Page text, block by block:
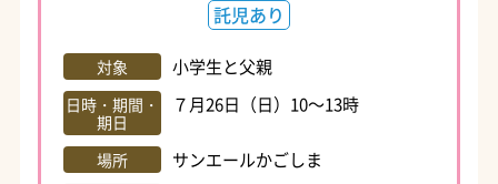
託児あり
対象 小学生と父親
日時・期間・
期日
７月26日（日）10～13時
場所 サンエールかごしま